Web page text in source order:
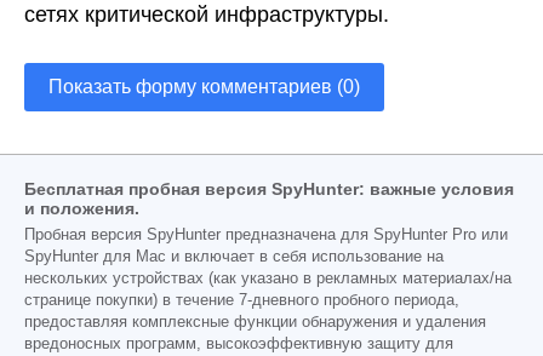
сетях критической инфраструктуры.
Показать форму комментариев (0)
Бесплатная пробная версия SpyHunter: важные условия
и положения.
Пробная версия SpyHunter предназначена для SpyHunter Pro или
SpyHunter для Mac и включает в себя использование на
нескольких устройствах (как указано в рекламных материалах/на
странице покупки) в течение 7-дневного пробного периода,
предоставляя комплексные функции обнаружения и удаления
вредоносных программ, высокоэффективную защиту для